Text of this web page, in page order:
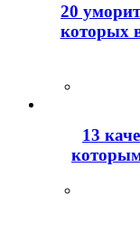
20
которых
13